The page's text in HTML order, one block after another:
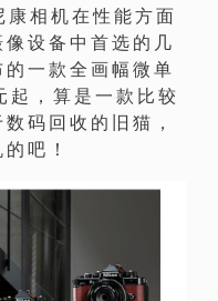
相机在性能方面
设备中首选的几
一款全画幅微单
起，算是一款比较
码回收的旧猫，
吧！